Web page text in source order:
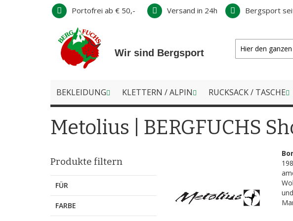
Direkt
Inhalt
Portofrei ab € 50,- Versand in 24h Bergsport
Wir sind Bergsport
BEKLEIDUNG KLETTERN / ALPIN RUCKSACK / TASCHE
Metolius | BERGFUCHS
Produkte filtern
FÜR
FARBE